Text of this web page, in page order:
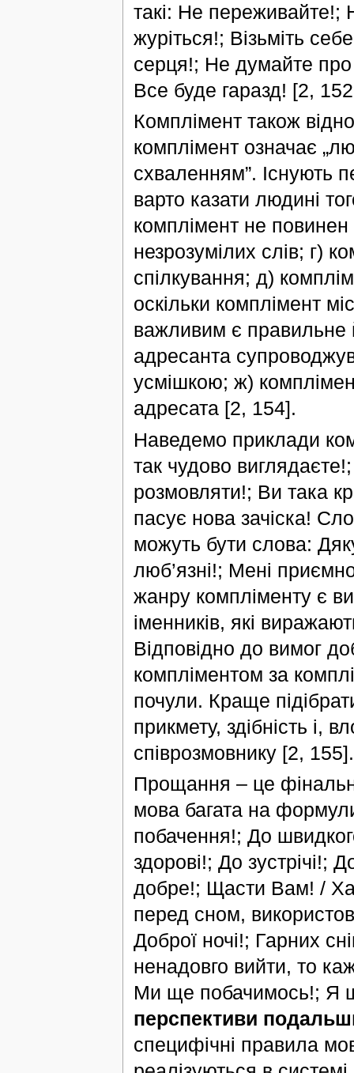
такі: Не
журіться!; Візьміть
серця!; Не думайте про
Все буде гаразд! [2,
Комплімент також
комплімент означає
схваленням”. Існують
варто казати людині
комплімент не
незрозумілих слів; г)
спілкування; д)
оскільки комплімент
важливим є правильне
адресанта
усмішкою; ж)
адресата [2, 154].
Наведемо приклади
так чудово
розмовляти!; Ви така
пасує нова зачіска!
можуть бути слова:
люб’язні!; Мені
жанру компліменту є
іменників, які
Відповідно до вимог
компліментом за
почули. Краще
прикмету, здібність і,
співрозмовнику [2, 155].
Прощання – це
мова багата на
побачення!; До
здорові!; До зустрічі!;
добре!; Щасти Вам! /
перед сном,
Доброї ночі!; Гарних
ненадовго вийти, то
Ми ще побачимось!; Я
перспективи
специфічні правила